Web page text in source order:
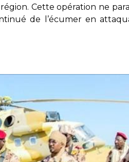
Cette opération ne
de l’écumer en